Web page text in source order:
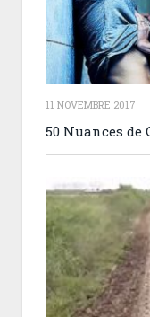
11 NOVEMBRE 2017
50 Nuances